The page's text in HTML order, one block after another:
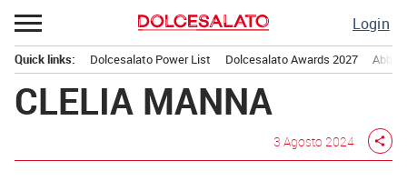
Passa
al
contenuto
Login
principale
Quick links: Dolcesalato Power List Dolcesalato Awards 2027
CLELIA MANNA
3 Agosto 2024 share